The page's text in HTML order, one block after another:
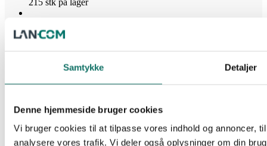
Samtykke Detaljer
Denne hjemmeside bruger cookies
Vi bruger cookies til at tilpasse vores indhold og annoncer,
analysere vores trafik. Vi deler også oplysninger om din
215 stk på lager
Singlemode Patch Kabler
9/125 LSZH
Log ind for at se pris
EAN:5706683011351
54 stk på lager
Singlemode Patch Kabler